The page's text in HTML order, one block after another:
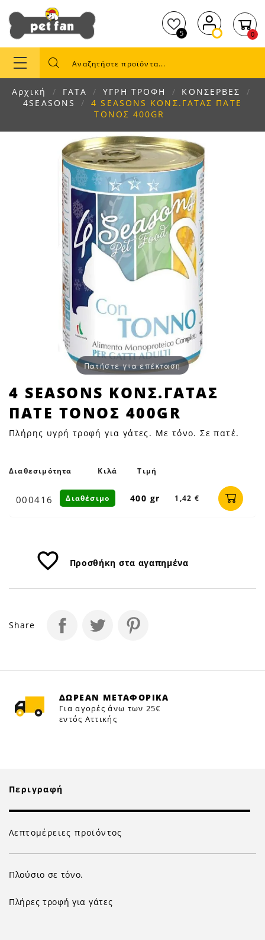
5 0
Αρχική ΓΑΤΑ ΥΓΡΗ ΤΡΟΦΗ
ΚΟΝΣΕΡΒΕΣ
4SEASONS
4 SEASONS ΚΟΝΣ.ΓΑΤΑΣ ΠΑΤΕ
ΤΟΝΟΣ 400GR
Πατήστε για επέκταση
4
SEASONS
ΚΟΝΣ.ΓΑΤΑΣ
ΠΑΤΕ
|
4 SEASONS ΚΟΝΣ.ΓΑΤΑΣ
ΠΑΤΕ ΤΟΝΟΣ 400GR
Πλήρης υγρή τροφή για γάτες. Με τόνο. Σε πατέ.
Διαθεσιμότητα Κιλά Τιμή
000416 400 gr 1,42 €
Διαθέσιμο
favorite_border Προσθήκη στα αγαπημένα
Share
ΔΩΡΕΑΝ ΜΕΤΑΦΟΡΙΚΑ
Για αγορές άνω των 25€
εντός Αττικής
Περιγραφή
Λεπτομέρειες προϊόντος
Πλούσιο σε τόνο.
Πλήρες τροφή για γάτες